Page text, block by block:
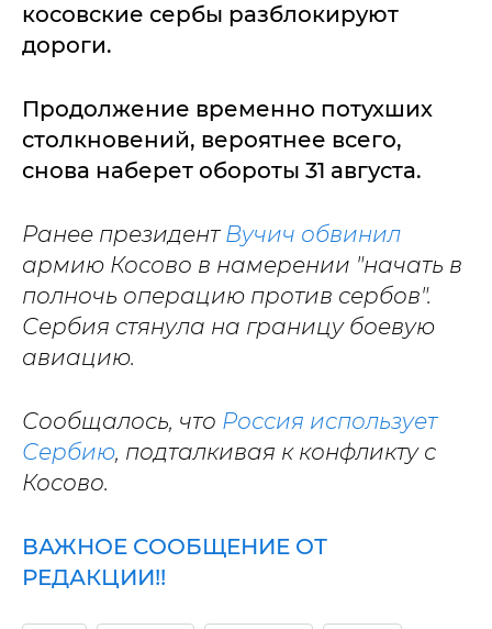
косовские сербы разблокируют
дороги.
Продолжение временно потухших
столкновений, вероятнее всего,
снова наберет обороты 31 августа.
Ранее президент Вучич обвинил
армию Косово в намерении "начать в
полночь операцию против сербов".
Сербия стянула на границу боевую
авиацию.
Сообщалось, что Россия использует
Сербию, подталкивая к конфликту с
Косово.
ВАЖНОЕ СООБЩЕНИЕ ОТ
РЕДАКЦИИ!!